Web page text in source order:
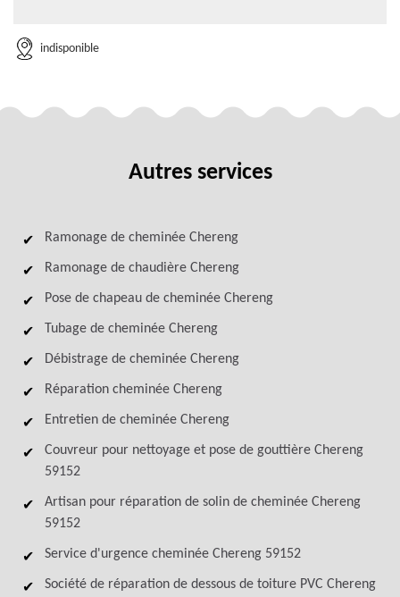
indisponible
Autres services
Ramonage de cheminée Chereng
Ramonage de chaudière Chereng
Pose de chapeau de cheminée Chereng
Tubage de cheminée Chereng
Débistrage de cheminée Chereng
Réparation cheminée Chereng
Entretien de cheminée Chereng
Couvreur pour nettoyage et pose de gouttière Chereng
59152
Artisan pour réparation de solin de cheminée Chereng
59152
Service d'urgence cheminée Chereng 59152
Société de réparation de dessous de toiture PVC Chereng